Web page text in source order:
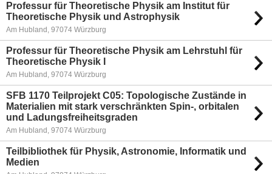
Professur für Theoretische Physik am Institut für
Theoretische Physik und Astrophysik
Am Hubland, 97074 Würzburg
Professur für Theoretische Physik am Lehrstuhl für
Theoretische Physik I
Am Hubland, 97074 Würzburg
SFB 1170 Teilprojekt C05: Topologische Zustände in
Materialien mit stark verschränkten Spin-, orbitalen
und Ladungsfreiheitsgraden
Am Hubland, 97074 Würzburg
Teilbibliothek für Physik, Astronomie, Informatik und
Medien